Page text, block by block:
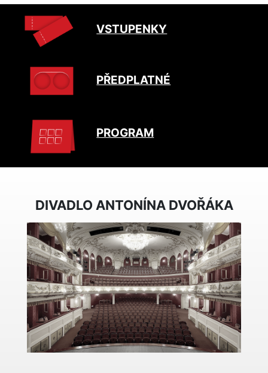
VSTUPENKY
PŘEDPLATNÉ
PROGRAM
DIVADLO ANTONÍNA DVOŘÁKA